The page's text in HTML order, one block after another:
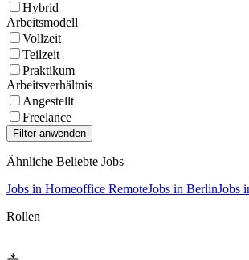
Hybrid
Arbeitsmodell
Vollzeit
Teilzeit
Praktikum
Arbeitsverhältnis
Angestellt
Freelance
Ähnliche Beliebte Jobs
Jobs in Homeoffice RemoteJobs in BerlinJobs
Rollen